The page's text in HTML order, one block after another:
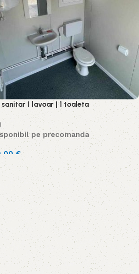
sanitar 1 lavoar | 1 toaleta
pe precomanda
€
în coș